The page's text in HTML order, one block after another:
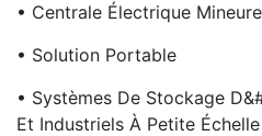
• Centrale Électrique Mineure
• Solution Portable
• Systèmes De Stockage
Et Industriels À Petite Échelle